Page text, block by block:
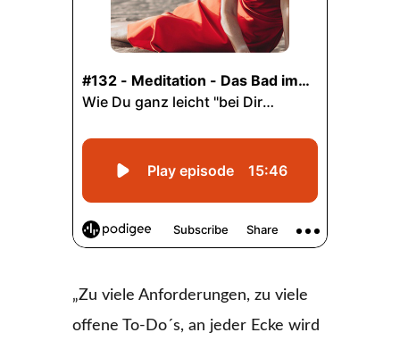
„Zu viele Anforderungen, zu viele
offene To-Do´s, an jeder Ecke wird